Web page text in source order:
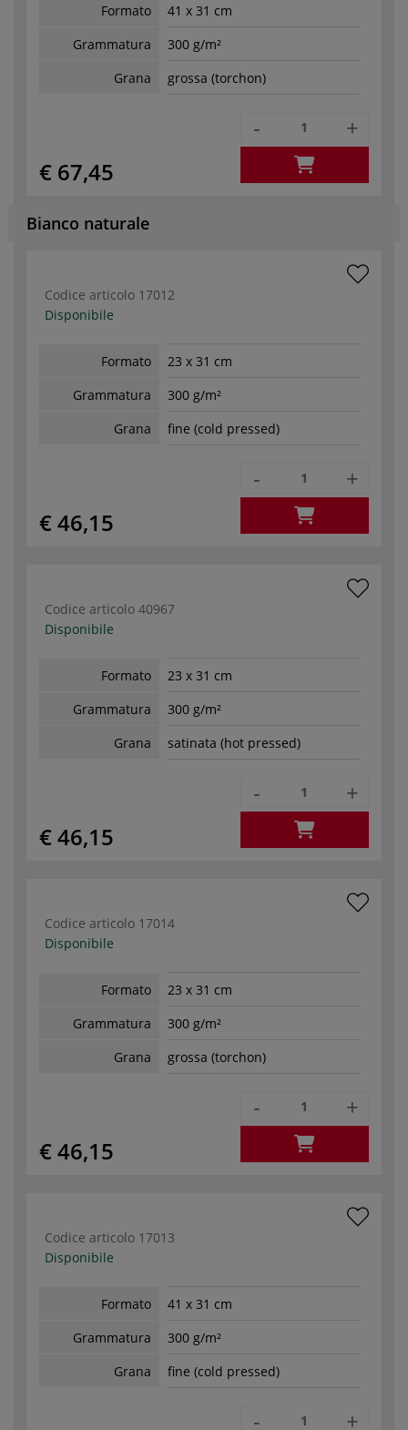
Formato
41 x 31 cm
Grammatura
300 g/m²
Grana
grossa (torchon)
€ 67,45
- +
Bianco naturale
Codice articolo 17012
Disponibile
Formato
23 x 31 cm
Grammatura
300 g/m²
Grana
fine (cold pressed)
€ 46,15
- +
Codice articolo 40967
Disponibile
Formato
23 x 31 cm
Grammatura
300 g/m²
Grana
satinata (hot pressed)
€ 46,15
- +
Codice articolo 17014
Disponibile
Formato
23 x 31 cm
Grammatura
300 g/m²
Grana
grossa (torchon)
€ 46,15
- +
Codice articolo 17013
Disponibile
Formato
41 x 31 cm
Grammatura
300 g/m²
Grana
fine (cold pressed)
- +